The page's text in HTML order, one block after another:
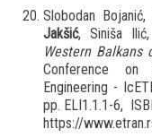
Slobodan
Jakšić, Siniša Ilić,
Western Balkans
Conference on
Engineering -
pp. ELI1.1.1-6,
https://